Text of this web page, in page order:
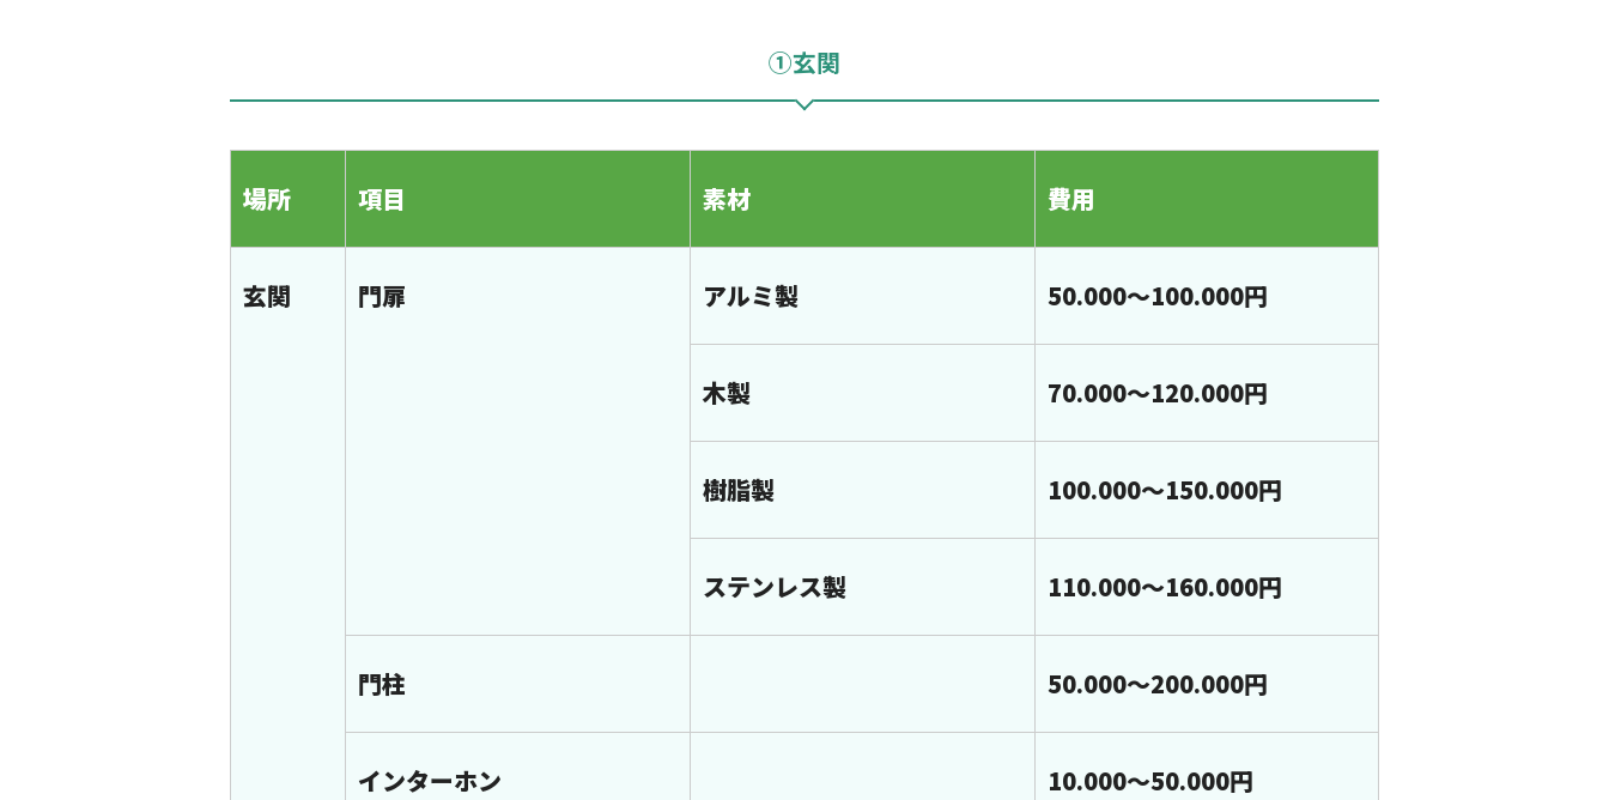
①玄関
場所 項目 素材 費用
玄関 門扉 アルミ製 50.000～100.000円
木製 70.000～120.000円
樹脂製 100.000～150.000円
ステンレス製 110.000～160.000円
門柱 50.000～200.000円
インターホン 10.000～50.000円